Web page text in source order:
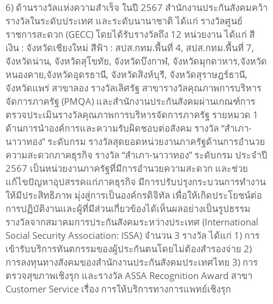
6) ด้านรางวัลแห่งความสำเร็จ ในปี 2567 สำนักงานประกันสังคมคว้า
รางวัลในระดับประเทศ และระดับนานาชาติ ได้แก่ รางวัลศูนย์
ราชการสะดวก (GECC) โดยได้รับรางวัลถึง 12 หน่วยงาน ได้แก่ สี
เงิน : จังหวัดเชียงใหม่ สีฟ้า : สปส.กทม.พื้นที่ 4, สปส.กทม.พื้นที่ 7,
จังหวัดน่าน, จังหวัดสุโขทัย, จังหวัดบึงกาฬ, จังหวัดมุกดาหาร,จังหวัด
หนองคาย,จังหวัดอุดรธานี, จังหวัดสิงห์บุรี, จังหวัดสุราษฎร์ธานี,
จังหวัดแพร่ สาขาลอง รางวัลเลิศรัฐ สาขารางวัลคุณภาพการบริหาร
จัดการภาครัฐ (PMQA) และสำนักงานประกันสังคมผ่านเกณฑ์การ
ตรวจประเมินรางวัลคุณภาพการบริหารจัดการภาครัฐ รายหมวด 1
ด้านการนำองค์การและความรับผิดชอบต่อสังคม รางวัล “สำเภา-
นาวาทอง” ระดับกรม รางวัลสุดยอดหน่วยงานภาครัฐด้านการอำนวย
ความสะดวกภาคธุรกิจ รางวัล “สำเภา-นาวาทอง” ระดับกรม ประจำปี
2567 เป็นหน่วยงานภาครัฐที่มีการอำนวยความสะดวก และช่วย
แก้ไขปัญหาอุปสรรคแก่ภาคธุรกิจ มีการปรับปรุงกระบวนการทำงาน
ให้มีประสิทธิภาพ มุ่งสู่การเป็นองค์กรดิจิทัล เพื่อให้เกิดประโยชน์ต่อ
การปฏิบัติงานและผู้ที่มีส่วนเกี่ยวข้องได้เห็นผลอย่างเป็นรูปธรรม
รางวัลจากสมาคมการประกันสังคมระหว่างประเทศ (International
Social Security Association: ISSA) จำนวน 3 รางวัล ได้แก่ 1) การ
เข้ารับบริการทันตกรรมของผู้ประกันตนโดยไม่ต้องสำรองจ่าย 2)
การลงทุนทางสังคมของสำนักงานประกันสังคมประเทศไทย 3) การ
ตรวจสุขภาพเชิงรุก และรางวัล ASSA Recognition Award สาขา
Customer Service เรื่อง การให้บริการทางการแพทย์เชิงรุก